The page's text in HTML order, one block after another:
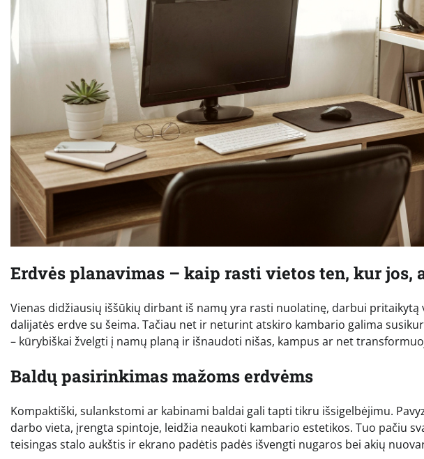
Erdvės planavimas – kaip rasti vietos ten, kur jos,
Vienas didžiausių iššūkių dirbant iš namų yra rasti nuolatinę, darbui pritaikytą
dalijatės erdve su šeima. Tačiau net ir neturint atskiro kambario galima
– kūrybiškai žvelgti į namų planą ir išnaudoti nišas, kampus ar net
Baldų pasirinkimas mažoms erdvėms
Kompaktiški, sulankstomi ar kabinami baldai gali tapti tikru išsigelbėjimu.
darbo vieta, įrengta spintoje, leidžia neaukoti kambario estetikos. Tuo pačiu
teisingas stalo aukštis ir ekrano padėtis padės išvengti nugaros bei akių